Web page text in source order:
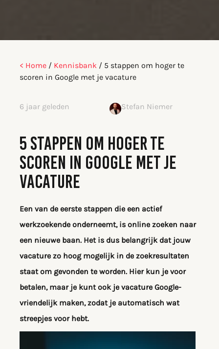
< Home / Kennisbank / 5 stappen om hoger te
scoren in Google met je vacature
6 jaar geleden Stefan Niemer
5 STAPPEN OM HOGER TE
SCOREN IN GOOGLE MET JE
VACATURE
Een van de eerste stappen die een actief
werkzoekende onderneemt, is online zoeken naar
een nieuwe baan. Het is dus belangrijk dat jouw
vacature zo hoog mogelijk in de zoekresultaten
staat om gevonden te worden. Hier kun je voor
betalen, maar je kunt ook je vacature Google-
vriendelijk maken, zodat je automatisch wat
streepjes voor hebt.